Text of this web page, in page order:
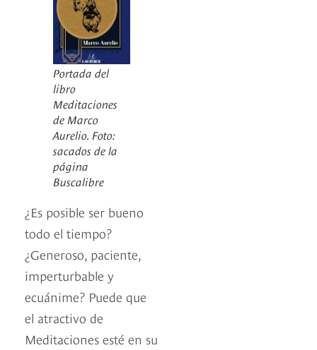
Portada del
libro
Meditaciones
de Marco
Aurelio. Foto:
sacados de la
página
Buscalibre
¿Es posible ser bueno
todo el tiempo?
¿Generoso, paciente,
imperturbable y
ecuánime? Puede que
el atractivo de
Meditaciones esté en su